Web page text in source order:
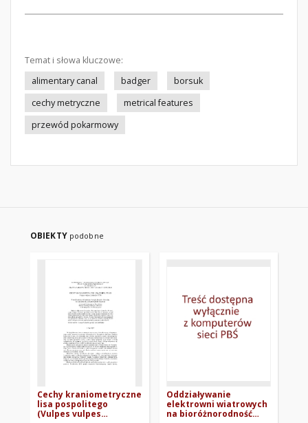
Temat i słowa kluczowe:
alimentary canal
badger
borsuk
cechy metryczne
metrical features
przewód pokarmowy
OBIEKTY podobne
Cechy kraniometryczne
lisa pospolitego
(Vulpes vulpes
Oddziaływanie
elektrowni wiatrowych
na bioróżnorodność